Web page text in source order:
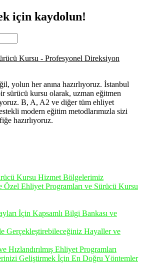
için kaydolun!
yolun her anına hazırlıyoruz. İstanbul
sürücü kursu olarak, uzman eğitmen
B, A, A2 ve diğer tüm ehliyet
modern eğitim metodlarımızla sizi
hazırlıyoruz.
Kursu Hizmet Bölgelerimiz
Özel Ehliyet Programları ve Sürücü Kursu
İçin Kapsamlı Bilgi Bankası ve
Gerçekleştirebileceğiniz Hayaller ve
Hızlandırılmış Ehliyet Programları
Geliştirmek İçin En Doğru Yöntemler